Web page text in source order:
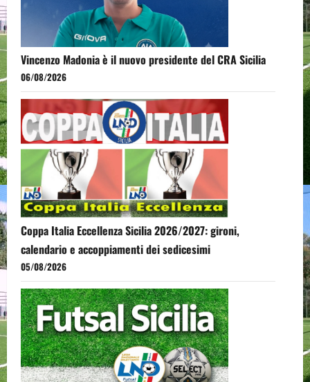
Vincenzo Madonia è il nuovo presidente del CRA Sicilia
06/08/2026
Coppa Italia Eccellenza Sicilia 2026/2027: gironi,
calendario e accoppiamenti dei sedicesimi
05/08/2026